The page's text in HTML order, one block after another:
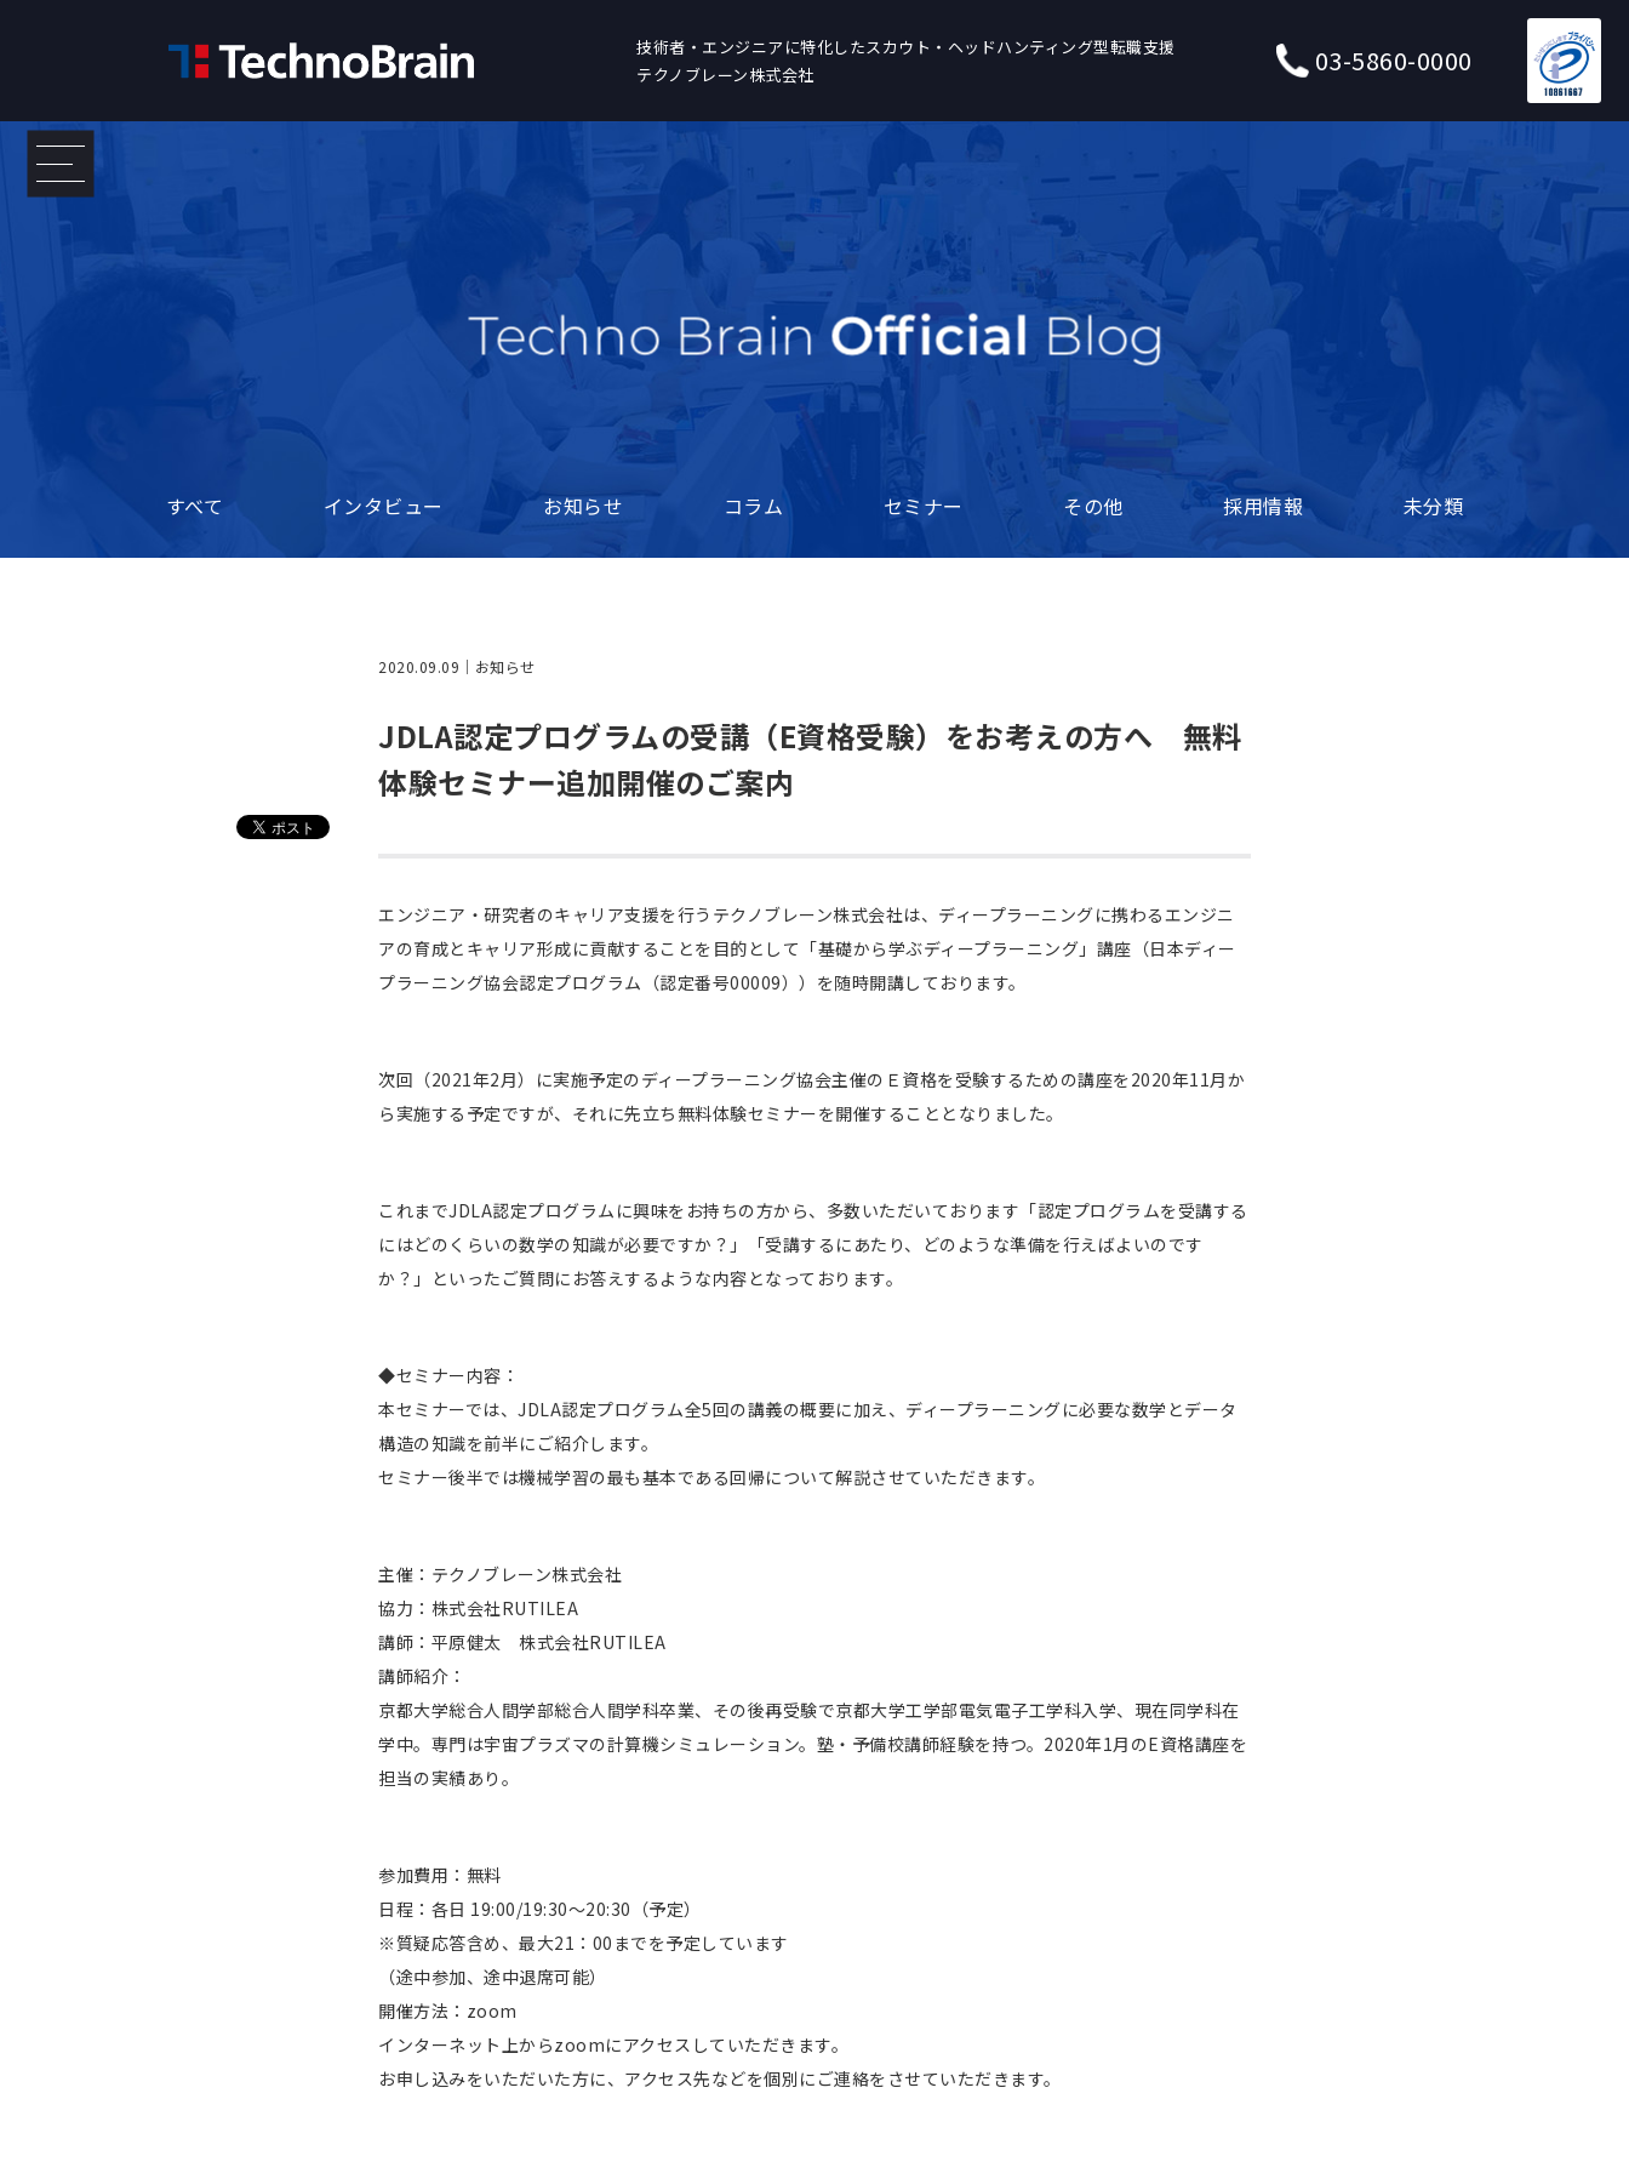
技術者・エンジニアに特化したスカウト・ヘッドハンティング型転職支援
テクノブレーン株式会社
03-5860-0000
すべて インタビュー お知らせ コラム セミナー その他 採用情報 未分類
2020.09.09 お知らせ
JDLA認定プログラムの受講（E資格受験）をお考えの方へ 無料
体験セミナー追加開催のご案内
エンジニア・研究者のキャリア支援を行うテクノブレーン株式会社は、ディープラーニングに携わるエンジニ
アの育成とキャリア形成に貢献することを目的として「基礎から学ぶディープラーニング」講座（日本ディー
プラーニング協会認定プログラム（認定番号00009））を随時開講しております。
次回（2021年2月）に実施予定のディープラーニング協会主催のＥ資格を受験するための講座を2020年11月か
ら実施する予定ですが、それに先立ち無料体験セミナーを開催することとなりました。
これまでJDLA認定プログラムに興味をお持ちの方から、多数いただいております「認定プログラムを受講する
にはどのくらいの数学の知識が必要ですか？」「受講するにあたり、どのような準備を行えばよいのです
か？」といったご質問にお答えするような内容となっております。
◆セミナー内容：
本セミナーでは、JDLA認定プログラム全5回の講義の概要に加え、ディープラーニングに必要な数学とデータ
構造の知識を前半にご紹介します。
セミナー後半では機械学習の最も基本である回帰について解説させていただきます。
主催：テクノブレーン株式会社
協力：株式会社RUTILEA
講師：平原健太 株式会社RUTILEA
講師紹介：
京都大学総合人間学部総合人間学科卒業、その後再受験で京都大学工学部電気電子工学科入学、現在同学科在
学中。専門は宇宙プラズマの計算機シミュレーション。塾・予備校講師経験を持つ。2020年1月のE資格講座を
担当の実績あり。
参加費用：無料
日程：各日 19:00/19:30～20:30（予定）
※質疑応答含め、最大21：00までを予定しています
（途中参加、途中退席可能）
開催方法：zoom
インターネット上からzoomにアクセスしていただきます。
お申し込みをいただいた方に、アクセス先などを個別にご連絡をさせていただきます。